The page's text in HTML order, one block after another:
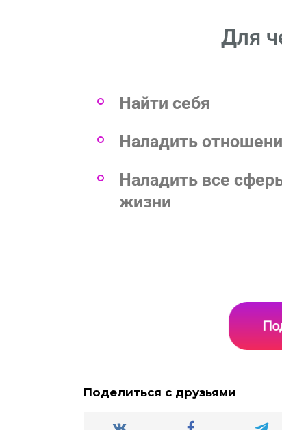
Для
Найти себя
Наладить
Наладить все
жизни
Поделиться с друзьями